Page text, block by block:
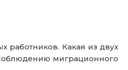
работников. Какая из двух
миграционного